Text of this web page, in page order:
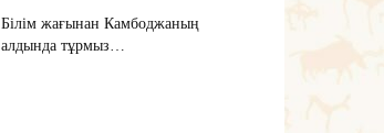
Білім жағынан Камбоджаның
алдында тұрмыз…